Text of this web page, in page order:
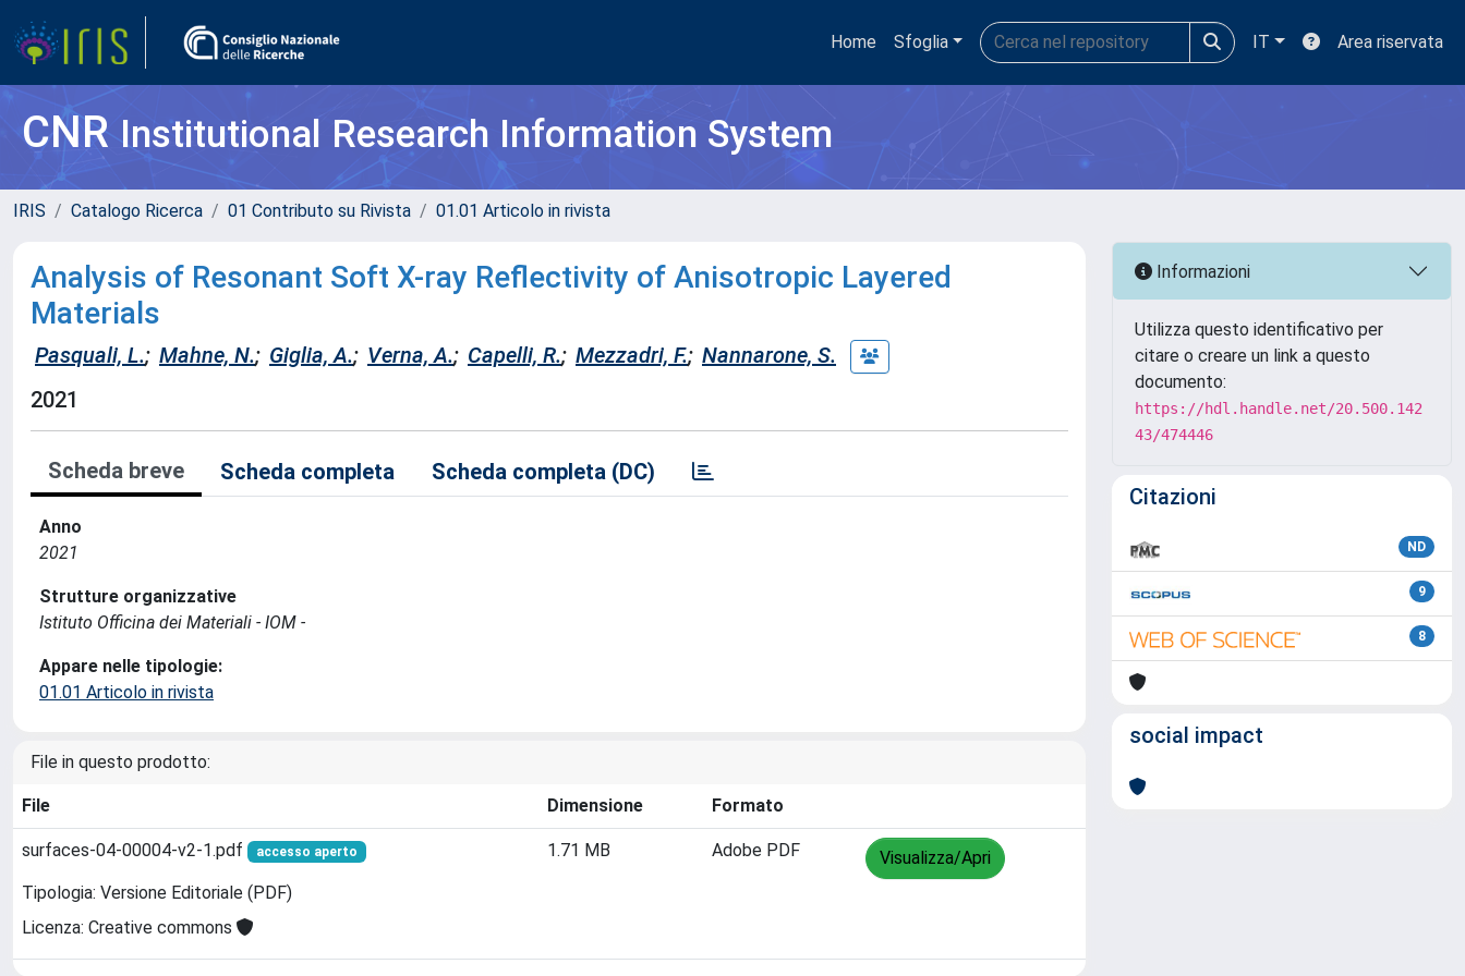
Home Sfoglia IT Area riservata
CNRInstitutional Research Information System
IRIS Catalogo Ricerca 01 Contributo su Rivista 01.01 Articolo in rivista
Analysis of Resonant Soft X-ray Reflectivity of Anisotropic Layered
Materials
Pasquali, L.; Mahne, N.; Giglia, A.; Verna, A.; Capelli, R.; Mezzadri, F.; Nannarone, S.
2021
Scheda breve Scheda completa Scheda completa (DC)
Anno
2021
Strutture organizzative
Istituto Officina dei Materiali - IOM -
Appare nelle tipologie:
01.01 Articolo in rivista
File in questo prodotto:
File Dimensione Formato
surfaces-04-00004-v2-1.pdf accesso aperto
Tipologia: Versione Editoriale (PDF)
Licenza: Creative commons
1.71 MB Adobe PDF Visualizza/Apri
Informazioni
Utilizza questo identificativo per
citare o creare un link a questo
documento:
https://hdl.handle.net/20.500.142
43/474446
Citazioni
ND
9
8
social impact